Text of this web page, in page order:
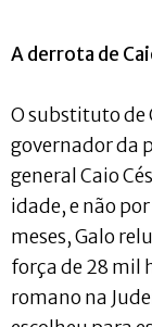
A derrota de
O substituto de
governador da
general Caio
idade, e não
meses, Galo
força de 28 mil
romano na